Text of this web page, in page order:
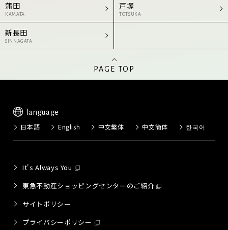
蒲田
KAMATA
戸塚
TOTSUKA
新長田
SINNAGATA
PAGE TOP
language
日本語 English 中文繁体 中文簡体 한국어
It's Always You
東急不動産ショッピングセンターのご紹介
サイトポリシー
プライバシーポリシー